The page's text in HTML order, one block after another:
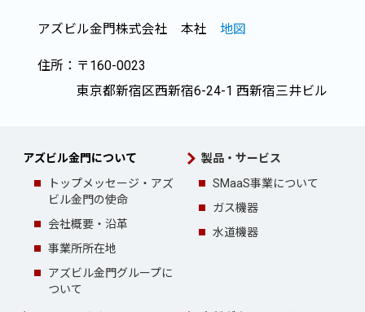
アズビル金門株式会社 本社地図
住所：〒160-0023
東京都新宿区西新宿6-24-1 西新宿三井ビル
アズビル金門について
トップメッセージ・ アズ
ビル金門の使命
会社概要・沿革
事業所所在地
アズビル金門グループに
ついて
製品・サービス
SMaaS事業について
ガス機器
水道機器